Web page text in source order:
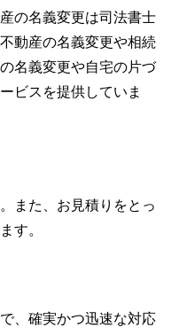
の名義変更は司法書士
動産の名義変更や相続
名義変更や自宅の片づ
ビスを提供していま
また、お見積りをとっ
す。
、確実かつ迅速な対応